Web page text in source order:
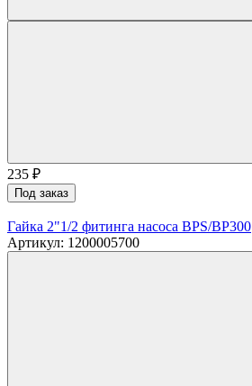
235 ₽
Под заказ
Гайка 2"1/2 фитинга насоса BPS/BP300
Артикул: 1200005700